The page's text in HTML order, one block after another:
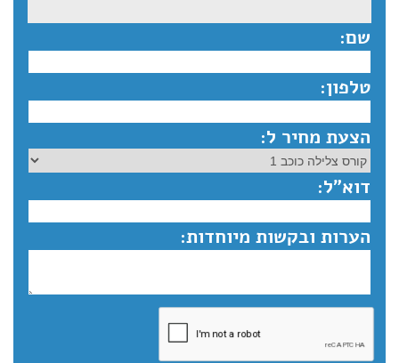
שם:
טלפון:
הצעת מחיר ל:
דוא”ל:
הערות ובקשות מיוחדות: